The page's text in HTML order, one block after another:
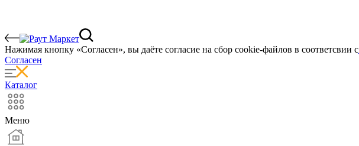
Нажимая кнопку «Согласен», вы даёте cогласие на сбор cookie-файлов в соответсвии с
Согласен
Каталог
Меню